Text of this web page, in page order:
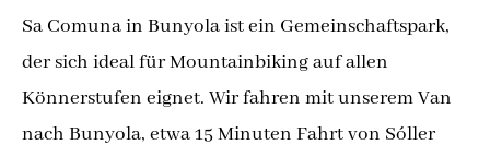
Sa Comuna in Bunyola ist ein Gemeinschaftspark,
der sich ideal für Mountainbiking auf allen
Könnerstufen eignet. Wir fahren mit unserem Van
nach Bunyola, etwa 15 Minuten Fahrt von Sóller